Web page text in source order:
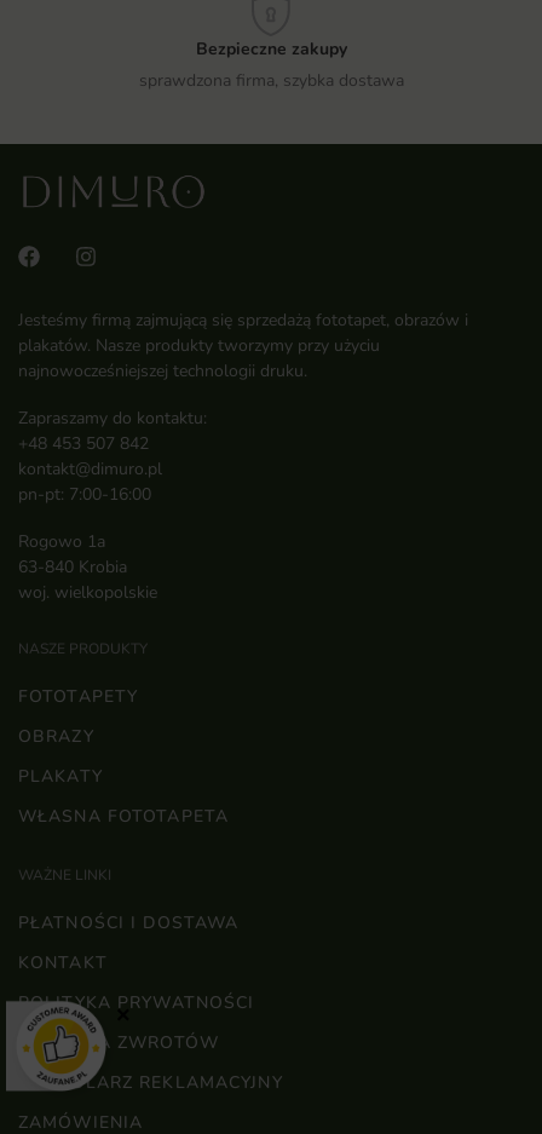
Bezpieczne zakupy
sprawdzona firma, szybka dostawa
Jesteśmy firmą zajmującą się sprzedażą fototapet, obrazów i
plakatów. Nasze produkty tworzymy przy użyciu
najnowocześniejszej technologii druku.
Zapraszamy do kontaktu:
+48 453 507 842
kontakt@dimuro.pl
pn-pt: 7:00-16:00
Rogowo 1a
63-840 Krobia
woj. wielkopolskie
NASZE PRODUKTY
FOTOTAPETY
OBRAZY
PLAKATY
WŁASNA FOTOTAPETA
WAŻNE LINKI
PŁATNOŚCI I DOSTAWA
KONTAKT
POLITYKA PRYWATNOŚCI
POLITYKA ZWROTÓW
FORMULARZ REKLAMACYJNY
ZAMÓWIENIA
×